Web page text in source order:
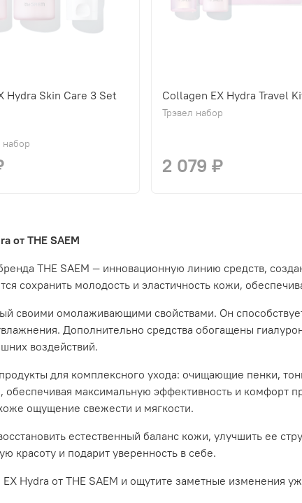
Hydra Skin Care 3 Set Collagen EX Hydra Travel
Трэвел набор
2 079 ₽
от THE SAEM
THE SAEM — инновационную линию средств,
сохранить молодость и эластичность кожи,
своими омолаживающими свойствами. Он
Дополнительно средства обогащены
воздействий.
для комплексного ухода: очищающие пенки,
максимальную эффективность и комфорт
ощущение свежести и мягкости.
естественный баланс кожи, улучшить ее
красоту и подарит уверенность в себе.
Hydra от THE SAEM и ощутите заметные изменения